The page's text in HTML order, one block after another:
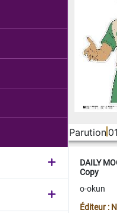
Parution
DAILY
Copy
o-okun
Éditeur :